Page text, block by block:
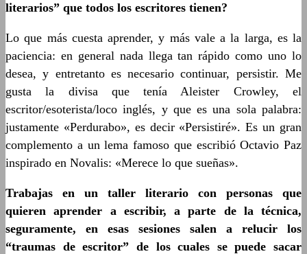
literarios” que todos los escritores tienen?
Lo que más cuesta aprender, y más vale a la larga, es la
paciencia: en general nada llega tan rápido como uno lo
desea, y entretanto es necesario continuar, persistir. Me
gusta la divisa que tenía Aleister Crowley, el
escritor/esoterista/loco inglés, y que es una sola palabra:
justamente «Perdurabo», es decir «Persistiré». Es un gran
complemento a un lema famoso que escribió Octavio Paz
inspirado en Novalis: «Merece lo que sueñas».
Trabajas en un taller literario con personas que
quieren aprender a escribir, a parte de la técnica,
seguramente, en esas sesiones salen a relucir los
“traumas de escritor” de los cuales se puede sacar